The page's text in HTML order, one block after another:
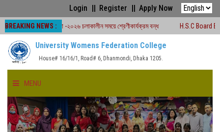
Login Register Apply Now
BREAKING NEWS :
পরীক্ষা -২০২৬ চলাকালীন সময়ে শ্রেণীকার্যক্রম বন্ধ H.S.C Board Exam Seat
University Womens Federation College
House# 16/16/1, Road# 6, Dhanmondi, Dhaka 1205.
MENU
HOME